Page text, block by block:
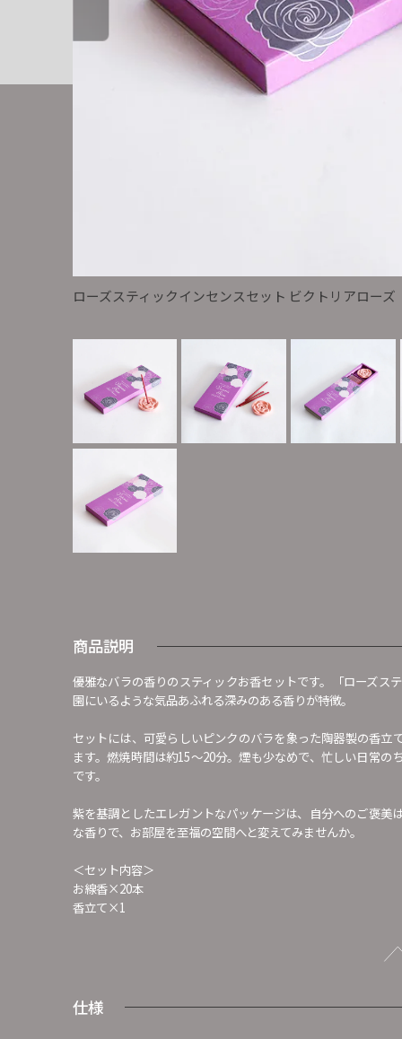
ローズスティックインセンスセット ビクトリアローズ
商品説明
優雅なバラの香りのスティックお香セットです。「ローズス
園にいるような気品あふれる深みのある香りが特徴。
セットには、可愛らしいピンクのバラを象った陶器製の香
ます。燃焼時間は約15～20分。煙も少なめで、忙しい日常
です。
紫を基調としたエレガントなパッケージは、自分へのご褒
な香りで、お部屋を至福の空間へと変えてみませんか。
＜セット内容＞
お線香×20本
香立て×1
仕様